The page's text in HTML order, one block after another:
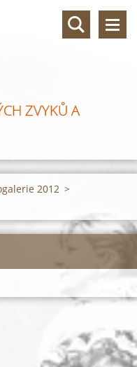
ZVYKŮ A
2012 >